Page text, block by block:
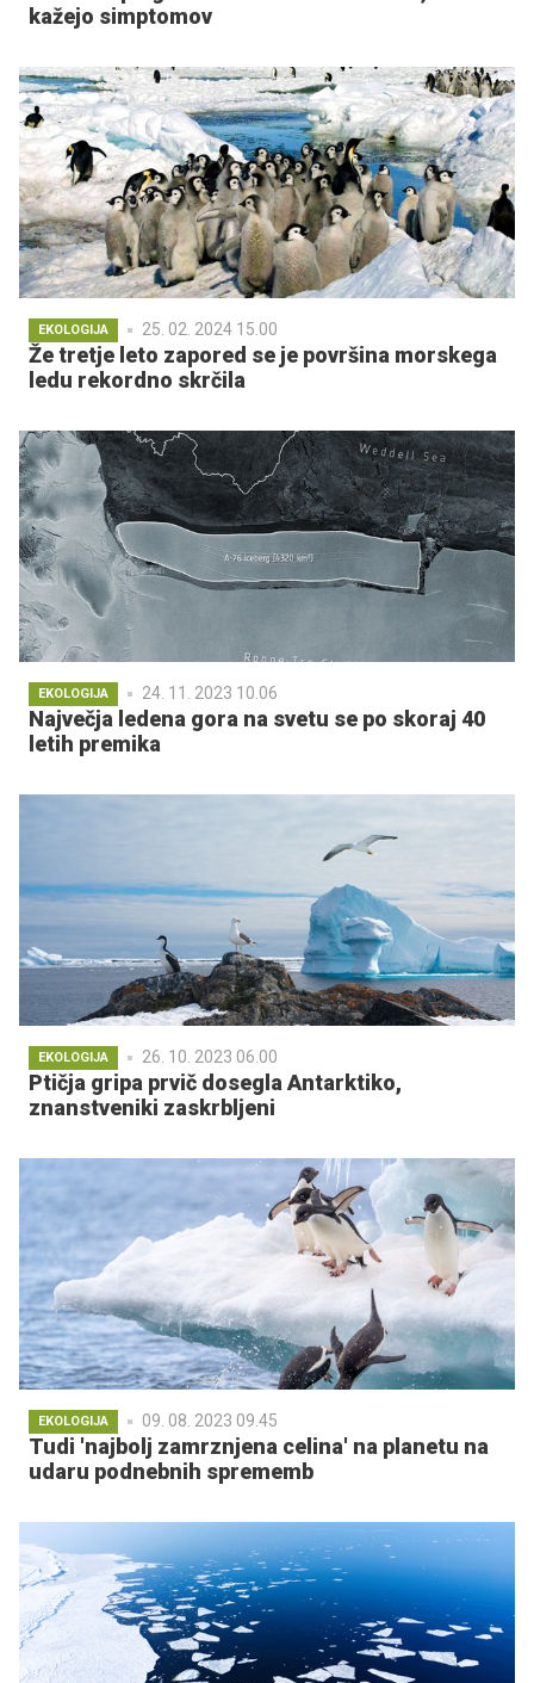
kažejo simptomov
EKOLOGIJA 25. 02. 2024 15.00
Že tretje leto zapored se je površina morskega
ledu rekordno skrčila
EKOLOGIJA 24. 11. 2023 10.06
Največja ledena gora na svetu se po skoraj 40
letih premika
EKOLOGIJA 26. 10. 2023 06.00
Ptičja gripa prvič dosegla Antarktiko,
znanstveniki zaskrbljeni
EKOLOGIJA 09. 08. 2023 09.45
Tudi 'najbolj zamrznjena celina' na planetu na
udaru podnebnih sprememb